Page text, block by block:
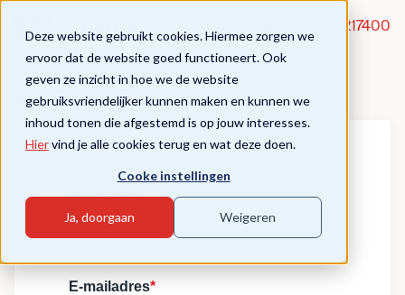
Deze website gebruikt cookies. Hiermee zorgen we
ervoor dat de website goed functioneert. Ook
geven ze inzicht in hoe we de website
gebruiksvriendelijker kunnen maken en kunnen we
inhoud tonen die afgestemd is op jouw interesses.
Hiervind je alle cookies terug en wat deze doen.
Cooke instellingen
Ja, doorgaan Weigeren
020-5217400
Labelen of Handelen
Houd me op de hoogte
E-mailadres*